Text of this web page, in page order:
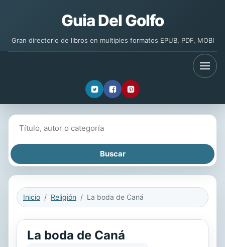
Guia Del Golfo
Gran directorio de libros en multiples formatos EPUB, PDF, MOBI
Inicio Religión La boda de Caná
La boda de Caná